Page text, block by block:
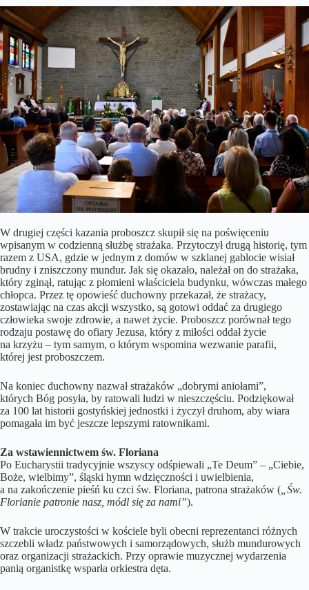
W drugiej części kazania proboszcz skupił się na poświęceniu
wpisanym w codzienną służbę strażaka. Przytoczył drugą historię, tym
razem z USA, gdzie w jednym z domów w szklanej gablocie wisiał
brudny i zniszczony mundur. Jak się okazało, należał on do strażaka,
który zginął, ratując z płomieni właściciela budynku, wówczas małego
chłopca. Przez tę opowieść duchowny przekazał, że strażacy,
zostawiając na czas akcji wszystko, są gotowi oddać za drugiego
człowieka swoje zdrowie, a nawet życie. Proboszcz porównał tego
rodzaju postawę do ofiary Jezusa, który z miłości oddał życie
na krzyżu – tym samym, o którym wspomina wezwanie parafii,
której jest proboszczem.
Na koniec duchowny nazwał strażaków „dobrymi aniołami”,
których Bóg posyła, by ratowali ludzi w nieszczęściu. Podziękował
za 100 lat historii gostyńskiej jednostki i życzył druhom, aby wiara
pomagała im być jeszcze lepszymi ratownikami.
Za wstawiennictwem św. Floriana
Po Eucharystii tradycyjnie wszyscy odśpiewali „Te Deum” – „Ciebie,
Boże, wielbimy”, śląski hymn wdzięczności i uwielbienia,
a na zakończenie pieśń ku czci św. Floriana, patrona strażaków ( „Św.
Florianie patronie nasz, módl się za nami”).
W trakcie uroczystości w kościele byli obecni reprezentanci różnych
szczebli władz państwowych i samorządowych, służb mundurowych
oraz organizacji strażackich. Przy oprawie muzycznej wydarzenia
panią organistkę wsparła orkiestra dęta.